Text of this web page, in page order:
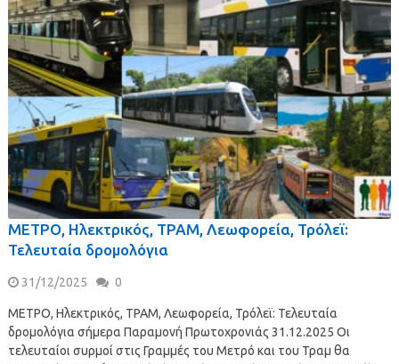
ΜΕΤΡΟ, Ηλεκτρικός, ΤΡΑΜ, Λεωφορεία, Τρόλεϊ:
Τελευταία δρομολόγια
31/12/2025 0
ΜΕΤΡΟ, Ηλεκτρικός, ΤΡΑΜ, Λεωφορεία, Τρόλεϊ: Τελευταία
δρομολόγια σήμερα Παραμονή Πρωτοχρονιάς 31.12.2025 Οι
τελευταίοι συρμοί στις Γραμμές του Μετρό και του Τραμ θα